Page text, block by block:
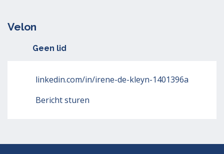
Velon
Geen lid
linkedin.com/in/irene-de-kleyn-1401396a
Bericht sturen